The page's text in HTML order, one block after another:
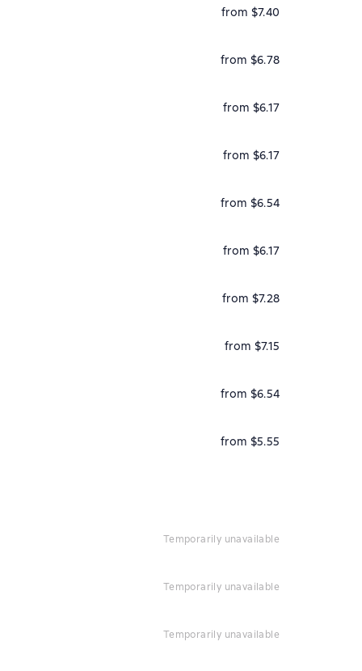
from $7.40
from $6.78
from $6.17
from $6.17
from $6.54
from $6.17
from $7.28
from $7.15
from $6.54
from $5.55
temporarily unavailable
temporarily unavailable
temporarily unavailable